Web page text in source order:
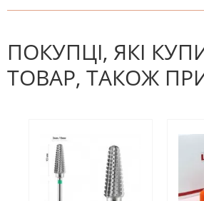
На даний час немає відгуків. Ви
ПОКУПЦІ, ЯКІ
ТОВАР, ТАКОЖ